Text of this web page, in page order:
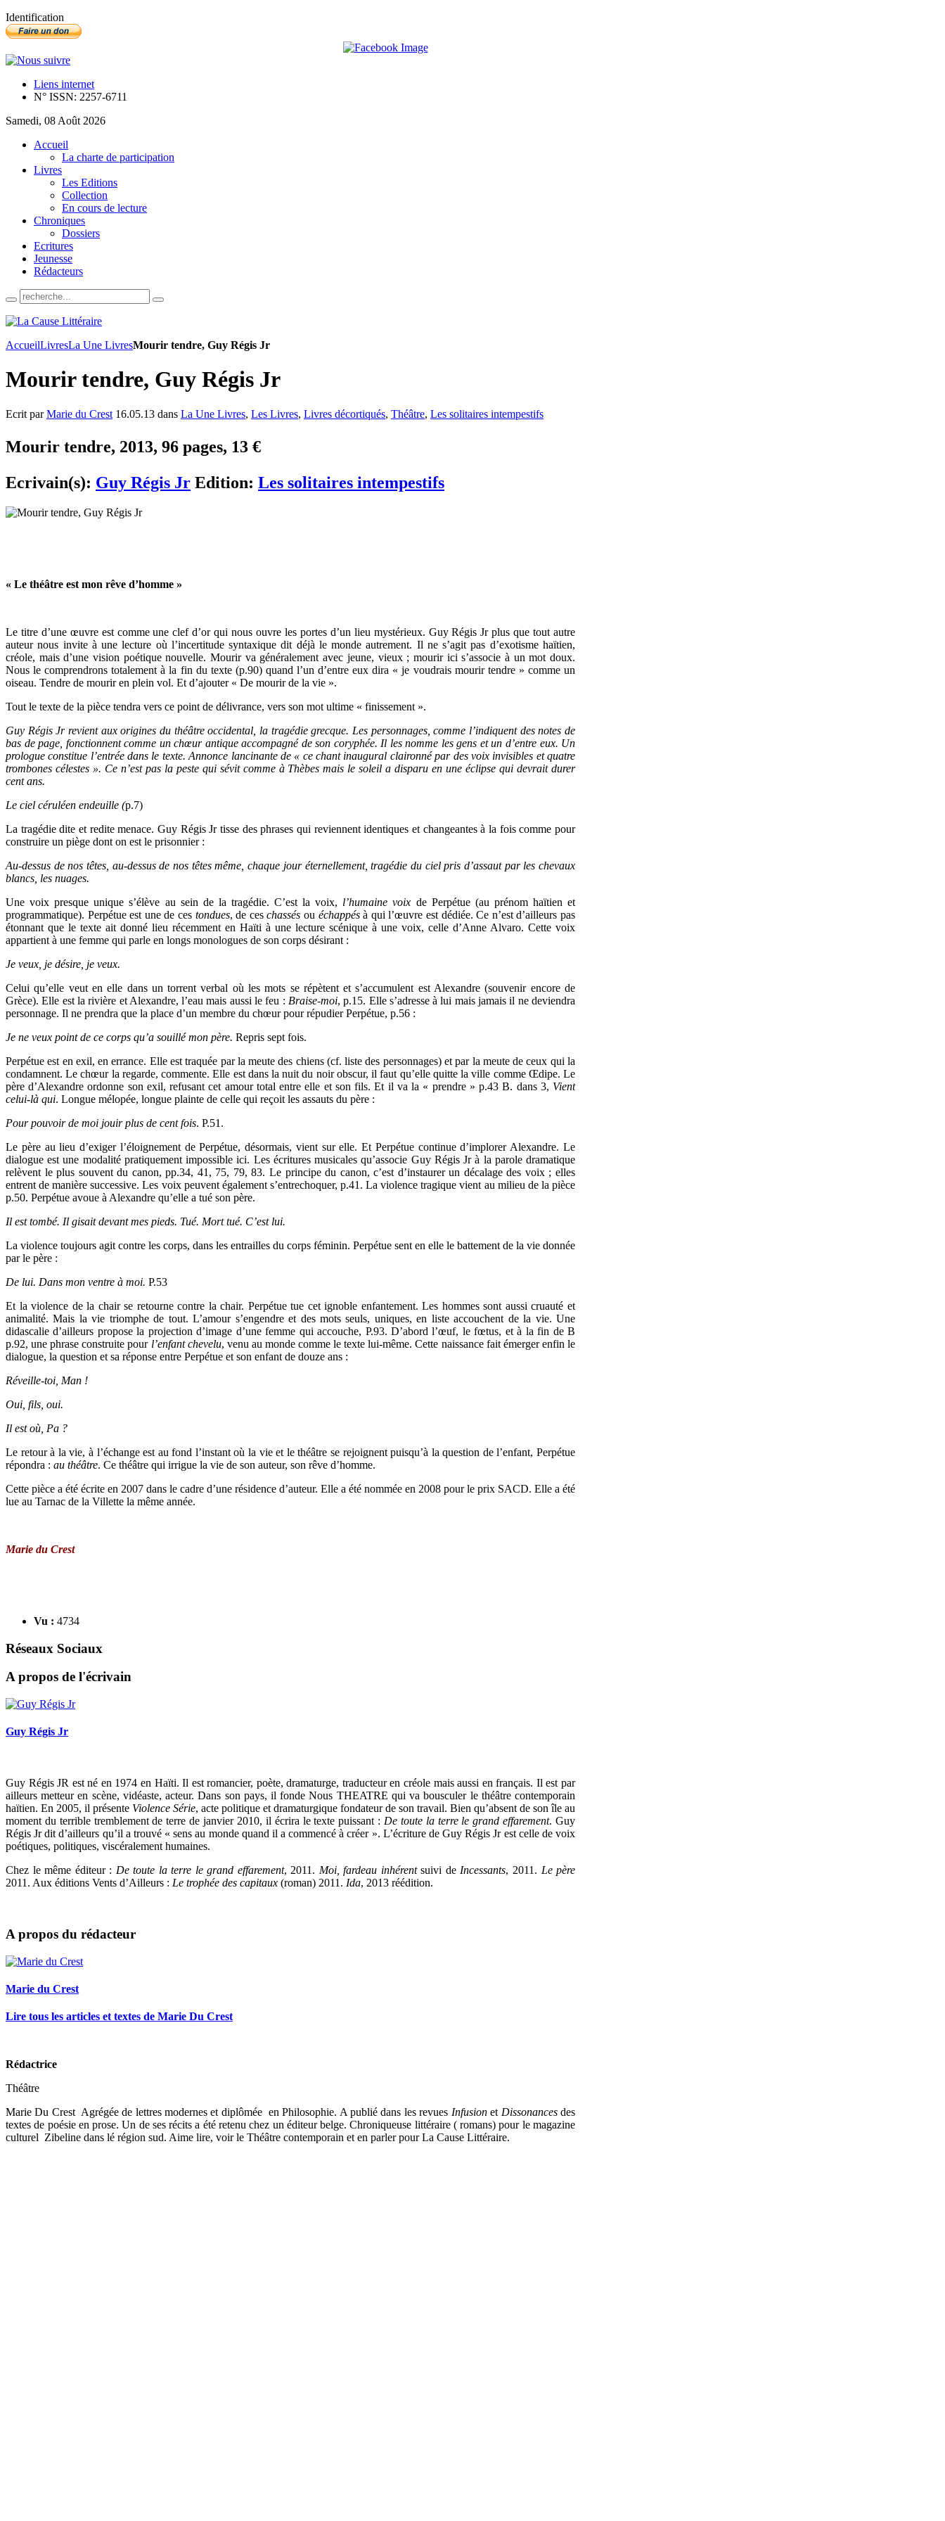
Identification
Liens internet
N° ISSN: 2257-6711
Samedi, 08 Août 2026
Accueil
La charte de participation
Livres
Les Editions
Collection
En cours de lecture
Chroniques
Dossiers
Ecritures
Jeunesse
Rédacteurs
AccueilLivresLa Une LivresMourir tendre, Guy Régis Jr
Mourir tendre, Guy Régis Jr
Ecrit parMarie du Crest 16.05.13 dans La Une Livres, Les Livres, Livres décortiqués, Théâtre, Les solitaires intempestifs
Mourir tendre, 2013, 96 pages, 13 €
Ecrivain(s): Guy Régis Jr Edition: Les solitaires intempestifs
« Le théâtre est mon rêve d’homme »
Le titre d’une œuvre est comme une clef d’or qui nous ouvre les portes d’un lieu mystérieux. Guy Régis Jr plus que tout autre
auteur nous invite à une lecture où l’incertitude syntaxique dit déjà le monde autrement. Il ne s’agit pas d’exotisme haïtien,
créole, mais d’une vision poétique nouvelle. Mourir va généralement avec jeune, vieux ; mourir ici s’associe à un mot doux.
Nous le comprendrons totalement à la fin du texte (p.90) quand l’un d’entre eux dira « je voudrais mourir tendre » comme un
oiseau. Tendre de mourir en plein vol. Et d’ajouter « De mourir de la vie ».
Tout le texte de la pièce tendra vers ce point de délivrance, vers son mot ultime « finissement ».
Guy Régis Jr revient aux origines du théâtre occidental, la tragédie grecque. Les personnages, comme l’indiquent des notes de
bas de page, fonctionnent comme un chœur antique accompagné de son coryphée. Il les nomme les gens etun d’entre eux. Un
prologue constitue l’entrée dans le texte. Annonce lancinante de « ce chant inaugural claironné par des voix invisibles et quatre
trombones célestes ». Ce n’est pas la peste qui sévit comme à Thèbes mais le soleil a disparu en une éclipse qui devrait durer
cent ans.
Le ciel céruléen endeuille (p.7)
La tragédie dite et redite menace. Guy Régis Jr tisse des phrases qui reviennent identiques et changeantes à la fois comme pour
construire un piège dont on est le prisonnier :
Au-dessus de nos têtes, au-dessus de nos têtes même, chaque jour éternellement, tragédie du ciel pris d’assaut par les chevaux
blancs, les nuages.
Une voix presque unique s’élève au sein de la tragédie. C’est la voix, l’humaine voix de Perpétue (au prénom haïtien et
programmatique). Perpétue est une de ces tondues, de ceschassésou échappésà qui l’œuvre est dédiée. Ce n’est d’ailleurs pas
étonnant que le texte ait donné lieu récemment en Haïti à une lecture scénique à une voix, celle d’Anne Alvaro. Cette voix
appartient à une femme qui parle en longs monologues de son corps désirant :
Je veux, je désire, je veux.
Celui qu’elle veut en elle dans un torrent verbal où les mots se répètent et s’accumulent est Alexandre (souvenir encore de
Grèce). Elle est la rivière et Alexandre, l’eau mais aussi le feu : Braise-moi, p.15. Elle s’adresse à lui mais jamais il ne deviendra
personnage. Il ne prendra que la place d’un membre du chœur pour répudier Perpétue, p.56 :
Je ne veux point de ce corps qu’a souillé mon père. Repris sept fois.
Perpétue est en exil, en errance. Elle est traquée par la meute des chiens (cf. liste des personnages) et par la meute de ceux qui la
condamnent. Le chœur la regarde, commente. Elle est dans la nuit du noir obscur, il faut qu’elle quitte la ville comme Œdipe. Le
père d’Alexandre ordonne son exil, refusant cet amour total entre elle et son fils. Et il va la « prendre » p.43 B. dans 3, Vient
celui-là qui. Longue mélopée, longue plainte de celle qui reçoit les assauts du père :
Pour pouvoir de moi jouir plus de cent fois. P.51.
Le père au lieu d’exiger l’éloignement de Perpétue, désormais, vient sur elle. Et Perpétue continue d’implorer Alexandre. Le
dialogue est une modalité pratiquement impossible ici. Les écritures musicales qu’associe Guy Régis Jr à la parole dramatique
relèvent le plus souvent du canon, pp.34, 41, 75, 79, 83. Le principe du canon, c’est d’instaurer un décalage des voix ; elles
entrent de manière successive. Les voix peuvent également s’entrechoquer, p.41. La violence tragique vient au milieu de la pièce
p.50. Perpétue avoue à Alexandre qu’elle a tué son père.
Il est tombé. Il gisait devant mes pieds. Tué. Mort tué. C’est lui.
La violence toujours agit contre les corps, dans les entrailles du corps féminin. Perpétue sent en elle le battement de la vie donnée
par le père :
De lui. Dans mon ventre à moi. P.53
Et la violence de la chair se retourne contre la chair. Perpétue tue cet ignoble enfantement. Les hommes sont aussi cruauté et
animalité. Mais la vie triomphe de tout. L’amour s’engendre et des mots seuls, uniques, en liste accouchent de la vie. Une
didascalie d’ailleurs propose la projection d’image d’une femme qui accouche, P.93. D’abord l’œuf, le fœtus, et à la fin de B
p.92, une phrase construite pour l’enfant chevelu, venu au monde comme le texte lui-même. Cette naissance fait émerger enfin le
dialogue, la question et sa réponse entre Perpétue et son enfant de douze ans :
Réveille-toi, Man !
Oui, fils, oui.
Il est où, Pa ?
Le retour à la vie, à l’échange est au fond l’instant où la vie et le théâtre se rejoignent puisqu’à la question de l’enfant, Perpétue
répondra : au théâtre. Ce théâtre qui irrigue la vie de son auteur, son rêve d’homme.
Cette pièce a été écrite en 2007 dans le cadre d’une résidence d’auteur. Elle a été nommée en 2008 pour le prix SACD. Elle a été
lue au Tarnac de la Villette la même année.
Marie du Crest
Vu : 4734
Réseaux Sociaux
A propos de l'écrivain
Guy Régis Jr
Guy Régis JR est né en 1974 en Haïti. Il est romancier, poète, dramaturge, traducteur en créole mais aussi en français. Il est par
ailleurs metteur en scène, vidéaste, acteur. Dans son pays, il fonde Nous THEATRE qui va bousculer le théâtre contemporain
haïtien. En 2005, il présente Violence Série, acte politique et dramaturgique fondateur de son travail. Bien qu’absent de son île au
moment du terrible tremblement de terre de janvier 2010, il écrira le texte puissant : De toute la terre le grand effarement. Guy
Régis Jr dit d’ailleurs qu’il a trouvé « sens au monde quand il a commencé à créer ». L’écriture de Guy Régis Jr est celle de voix
poétiques, politiques, viscéralement humaines.
Chez le même éditeur : De toute la terre le grand effarement, 2011. Moi, fardeau inhérentsuivi deIncessants, 2011. Le père
2011. Aux éditions Vents d’Ailleurs : Le trophée des capitaux (roman) 2011. Ida, 2013 réédition.
A propos du rédacteur
Marie du Crest
Lire tous les articles et textes de Marie Du Crest
Rédactrice
Théâtre
Marie Du Crest Agrégée de lettres modernes et diplômée en Philosophie. A publié dans les revues Infusionet Dissonancesdes
textes de poésie en prose. Un de ses récits a été retenu chez un éditeur belge. Chroniqueuse littéraire ( romans) pour le magazine
culturel Zibeline dans lé région sud. Aime lire, voir le Théâtre contemporain et en parler pour La Cause Littéraire.